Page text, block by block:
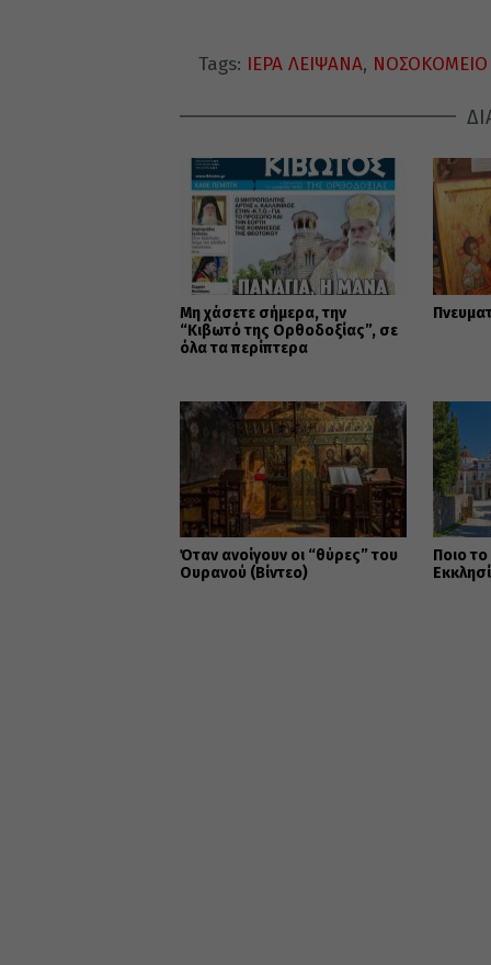
Tags: ΙΕΡΑ ΛΕΙΨΑΝΑ, ΝΟΣΟΚΟΜΕΙΟ
Μη χάσετε σήμερα, την
“Κιβωτό της Ορθοδοξίας”, σε
όλα τα περίπτερα
Όταν ανοίγουν οι “θύρες” του
Ουρανού (Βίντεο)
Ποιο